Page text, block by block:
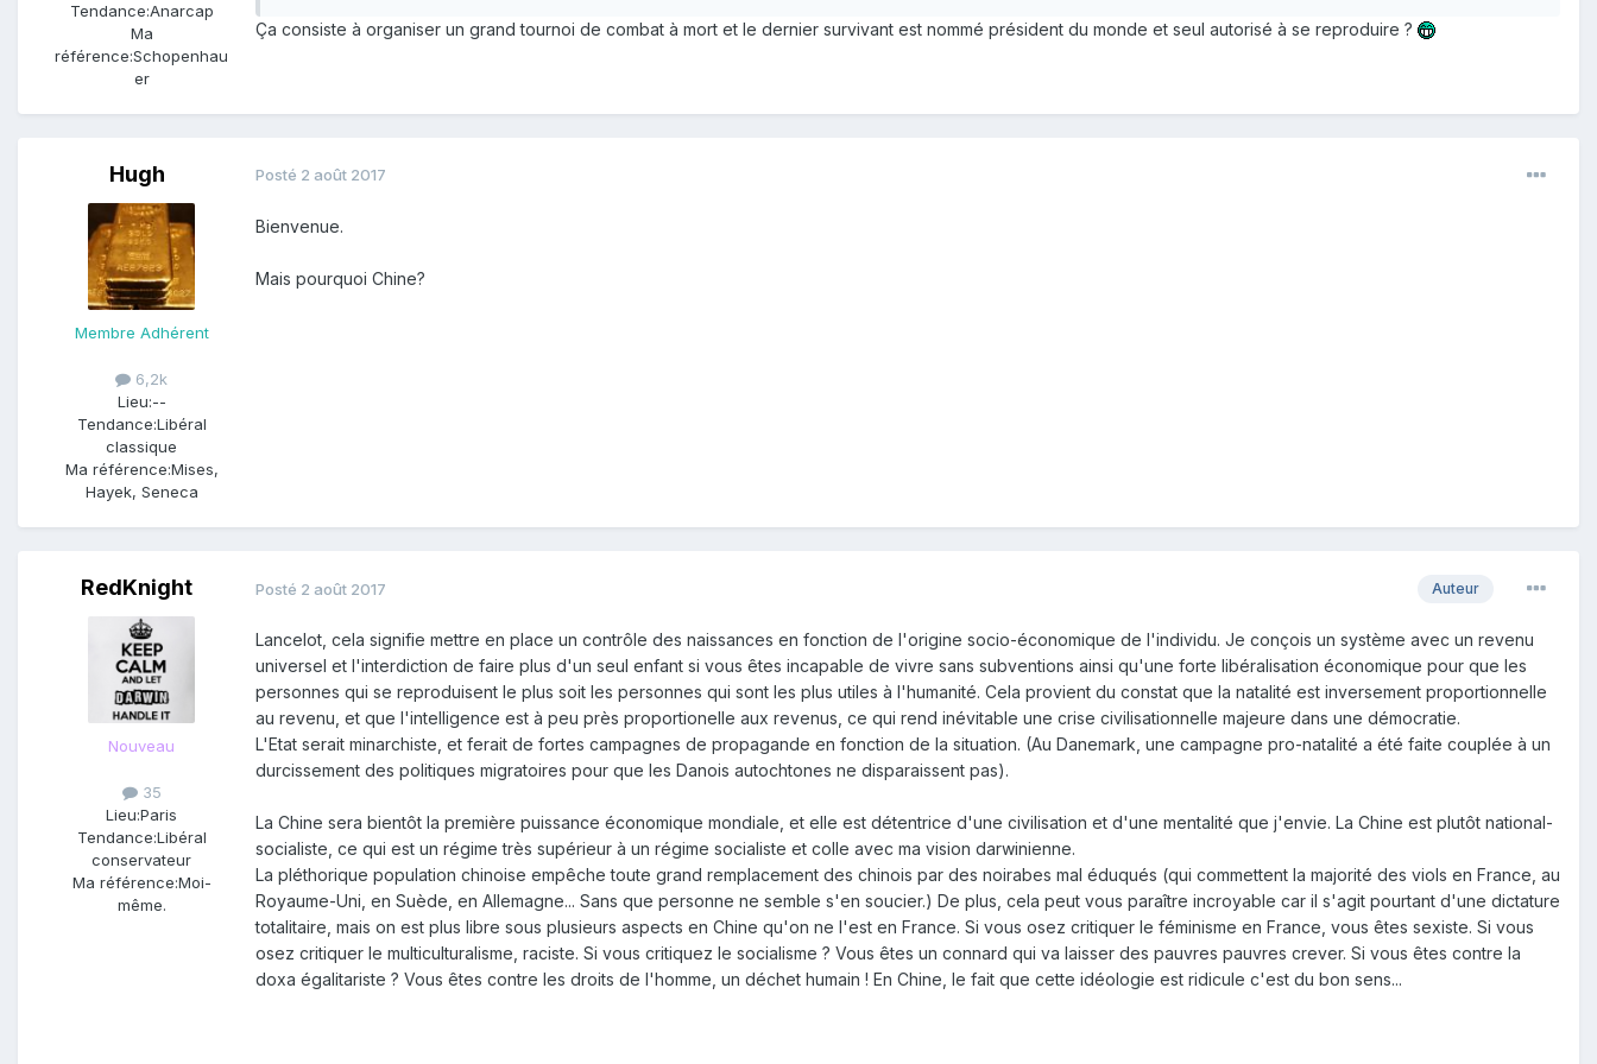
Tendance:Anarcap
Ma
référence:Schopenhau
er
Ça consiste à organiser un grand tournoi de combat à mort et le dernier survivant est nommé président du monde et seul autorisé à se reproduire ?
Hugh
Membre Adhérent
6,2k
Lieu:--
Tendance:Libéral
classique
Ma référence:Mises,
Hayek, Seneca
Posté 2 août 2017
Bienvenue.
Mais pourquoi Chine?
RedKnight
Nouveau
35
Lieu:Paris
Tendance:Libéral
conservateur
Ma référence:Moi-
même.
Auteur
Posté 2 août 2017
Lancelot, cela signifie mettre en place un contrôle des naissances en fonction de l'origine socio-économique de l'individu. Je conçois un système avec un revenu
universel et l'interdiction de faire plus d'un seul enfant si vous êtes incapable de vivre sans subventions ainsi qu'une forte libéralisation économique pour que les
personnes qui se reproduisent le plus soit les personnes qui sont les plus utiles à l'humanité. Cela provient du constat que la natalité est inversement proportionnelle
au revenu, et que l'intelligence est à peu près proportionelle aux revenus, ce qui rend inévitable une crise civilisationnelle majeure dans une démocratie.
L'Etat serait minarchiste, et ferait de fortes campagnes de propagande en fonction de la situation. (Au Danemark, une campagne pro-natalité a été faite couplée à un
durcissement des politiques migratoires pour que les Danois autochtones ne disparaissent pas).
La Chine sera bientôt la première puissance économique mondiale, et elle est détentrice d'une civilisation et d'une mentalité que j'envie. La Chine est plutôt national-
socialiste, ce qui est un régime très supérieur à un régime socialiste et colle avec ma vision darwinienne.
La pléthorique population chinoise empêche toute grand remplacement des chinois par des noirabes mal éduqués (qui commettent la majorité des viols en France, au
Royaume-Uni, en Suède, en Allemagne... Sans que personne ne semble s'en soucier.) De plus, cela peut vous paraître incroyable car il s'agit pourtant d'une dictature
totalitaire, mais on est plus libre sous plusieurs aspects en Chine qu'on ne l'est en France. Si vous osez critiquer le féminisme en France, vous êtes sexiste. Si vous
osez critiquer le multiculturalisme, raciste. Si vous critiquez le socialisme ? Vous êtes un connard qui va laisser des pauvres pauvres crever. Si vous êtes contre la
doxa égalitariste ? Vous êtes contre les droits de l'homme, un déchet humain ! En Chine, le fait que cette idéologie est ridicule c'est du bon sens...